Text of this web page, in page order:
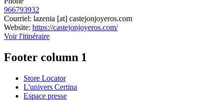
966793932
Courriel: lazenia [at] castejonjoyeros.com
Website: https://castejonjoyeros.com/
Voir l'itinéraire
Footer column 1
Store Locator
L'univers Certina
Espace presse